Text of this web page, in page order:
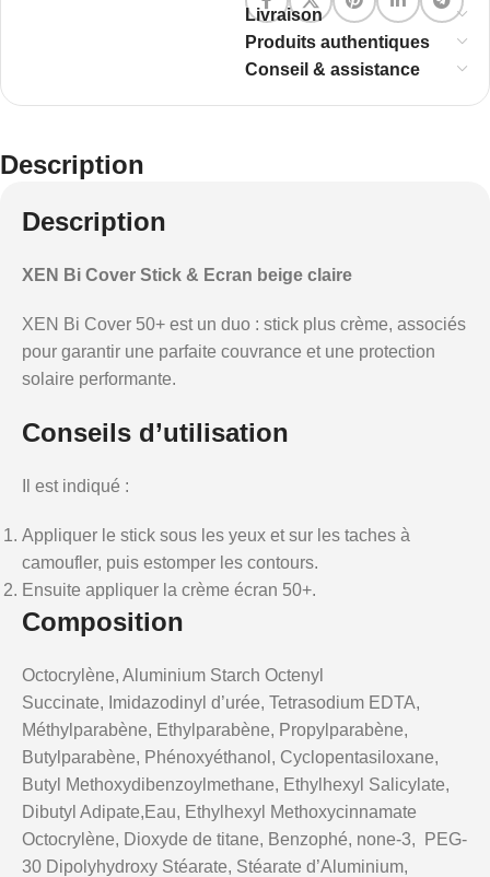
Livraison
Produits authentiques
Conseil & assistance
Description
Description
XEN Bi Cover Stick & Ecran beige claire
XEN Bi Cover 50+ est un duo : stick plus crème, associés
pour garantir une parfaite couvrance et une protection
solaire performante.
Conseils d’utilisation
Il est indiqué :
Appliquer le stick sous les yeux et sur les taches à
camoufler, puis estomper les contours.
Ensuite appliquer la crème écran 50+.
Composition
Octocrylène, Aluminium Starch Octenyl
Succinate, Imidazodinyl d’urée, Tetrasodium EDTA,
Méthylparabène, Ethylparabène, Propylparabène,
Butylparabène, Phénoxyéthanol, Cyclopentasiloxane,
Butyl Methoxydibenzoylmethane, Ethylhexyl Salicylate,
Dibutyl Adipate,Eau, Ethylhexyl Methoxycinnamate
Octocrylène, Dioxyde de titane, Benzophé, none-3, PEG-
30 Dipolyhydroxy Stéarate, Stéarate d’Aluminium,